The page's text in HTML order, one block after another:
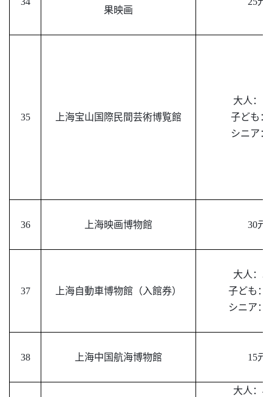
果映画
35 上海宝山国際民間芸術博覧館
大人：
子ども：
シニア：
36 上海映画博物館 30元
37 上海自動車博物館（入館券）
大人： 30
子ども：
シニア：
38 上海中国航海博物館 15元
大人： 40